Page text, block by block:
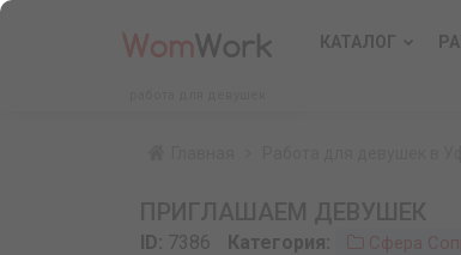
КАТАЛОГ
ID: 7386 Категория: Сфера